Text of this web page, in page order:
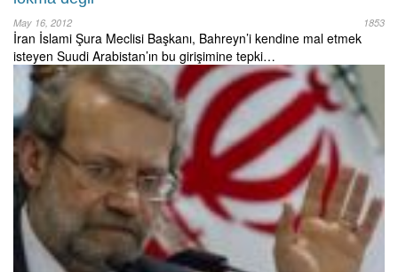
May 16, 2012 1853
İran İslami Şura Meclisi Başkanı, Bahreyn’i kendine mal etmek
isteyen Suudi Arabistan’ın bu girişimine tepki…